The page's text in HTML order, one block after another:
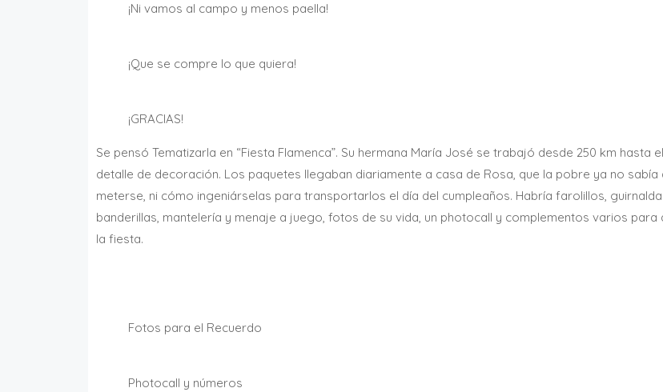
¡Ni vamos al campo y menos paella!
¡Que se compre lo que quiera!
¡GRACIAS!
Se pensó Tematizarla en “Fiesta Flamenca”. Su hermana María José se trabajó desde 250 km hasta
detalle de decoración. Los paquetes llegaban diariamente a casa de Rosa, que la pobre ya no sabía
meterse, ni cómo ingeniárselas para transportarlos el día del cumpleaños. Habría farolillos,
banderillas, mantelería y menaje a juego, fotos de su vida, un photocall y complementos varios para
la fiesta.
Fotos para el Recuerdo
Photocall y números